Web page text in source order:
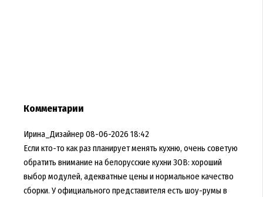
Комментарии
Ирина_Дизайнер 08-06-2026 18:42
Если кто-то как раз планирует менять кухню, очень советую
обратить внимание на белорусские кухни ЗОВ: хороший
выбор модулей, адекватные цены и нормальное качество
сборки. У официального представителя есть шоу-румы в